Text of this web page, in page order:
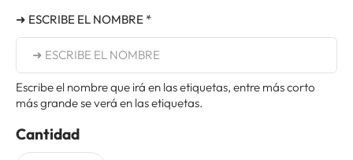
➜ ESCRIBE EL NOMBRE *
Escribe el nombre que irá en las etiquetas, entre más corto
más grande se verá en las etiquetas.
Cantidad